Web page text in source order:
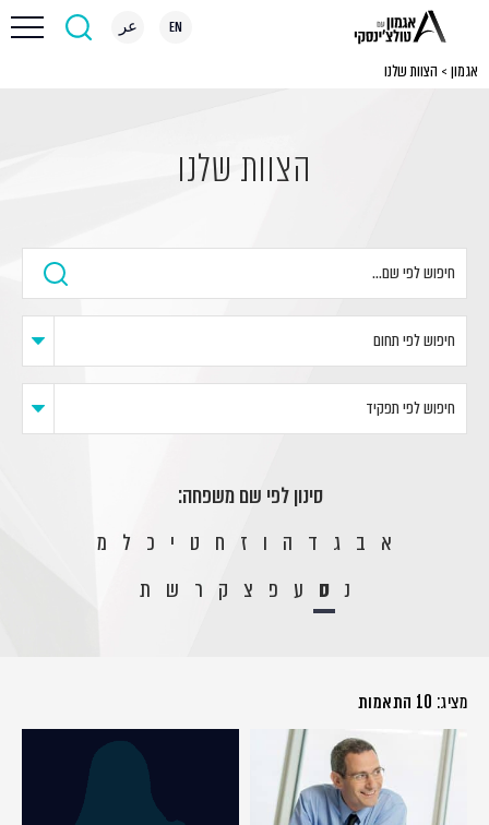
EN عر
אגמון > הצוות שלנו
הצוות שלנו
סינון לפי שם משפחה:
א ב ג ד ה ו ז ח ט י כ ל מ
נ ס ע פ צ ק ר ש ת
מציג: 10 התאמות